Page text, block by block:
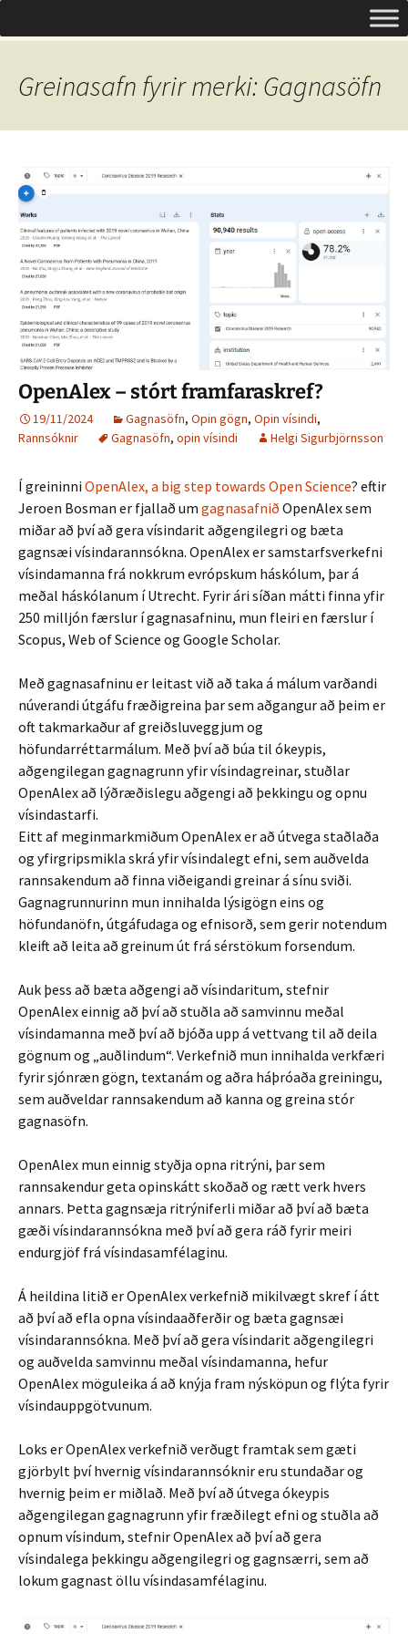
yfir
efni
Leita
að:
Greinasafn fyrir merki: Gagnasöfn
OpenAlex – stórt framfaraskref?
19/11/2024 Gagnasöfn, Opin gögn, Opin vísindi,
Rannsóknir
Gagnasöfn, opin vísindi Helgi Sigurbjörnsson
Í greininni OpenAlex, a big step towards Open Science? eftir
Jeroen Bosman er fjallað um gagnasafnið OpenAlex sem
miðar að því að gera vísindarit aðgengilegri og bæta
gagnsæi vísindarannsókna. OpenAlex er samstarfsverkefni
vísindamanna frá nokkrum evrópskum háskólum, þar á
meðal háskólanum í Utrecht. Fyrir ári síðan mátti finna yfir
250 milljón færslur í gagnasafninu, mun fleiri en færslur í
Scopus, Web of Science og Google Scholar.
Með gagnasafninu er leitast við að taka á málum varðandi
núverandi útgáfu fræðigreina þar sem aðgangur að þeim er
oft takmarkaður af greiðsluveggjum og
höfundarréttarmálum. Með því að búa til ókeypis,
aðgengilegan gagnagrunn yfir vísindagreinar, stuðlar
OpenAlex að lýðræðislegu aðgengi að þekkingu og opnu
vísindastarfi.
Eitt af meginmarkmiðum OpenAlex er að útvega staðlaða
og yfirgripsmikla skrá yfir vísindalegt efni, sem auðvelda
rannsakendum að finna viðeigandi greinar á sínu sviði.
Gagnagrunnurinn mun innihalda lýsigögn eins og
höfundanöfn, útgáfudaga og efnisorð, sem gerir notendum
kleift að leita að greinum út frá sérstökum forsendum.
Auk þess að bæta aðgengi að vísindaritum, stefnir
OpenAlex einnig að því að stuðla að samvinnu meðal
vísindamanna með því að bjóða upp á vettvang til að deila
gögnum og „auðlindum“. Verkefnið mun innihalda verkfæri
fyrir sjónræn gögn, textanám og aðra háþróaða greiningu,
sem auðveldar rannsakendum að kanna og greina stór
gagnasöfn.
OpenAlex mun einnig styðja opna ritrýni, þar sem
rannsakendur geta opinskátt skoðað og rætt verk hvers
annars. Þetta gagnsæja ritrýniferli miðar að því að bæta
gæði vísindarannsókna með því að gera ráð fyrir meiri
endurgjöf frá vísindasamfélaginu.
Á heildina litið er OpenAlex verkefnið mikilvægt skref í átt
að því að efla opna vísindaaðferðir og bæta gagnsæi
vísindarannsókna. Með því að gera vísindarit aðgengilegri
og auðvelda samvinnu meðal vísindamanna, hefur
OpenAlex möguleika á að knýja fram nýsköpun og flýta fyrir
vísindauppgötvunum.
Loks er OpenAlex verkefnið verðugt framtak sem gæti
gjörbylt því hvernig vísindarannsóknir eru stundaðar og
hvernig þeim er miðlað. Með því að útvega ókeypis
aðgengilegan gagnagrunn yfir fræðilegt efni og stuðla að
opnum vísindum, stefnir OpenAlex að því að gera
vísindalega þekkingu aðgengilegri og gagnsærri, sem að
lokum gagnast öllu vísindasamfélaginu.